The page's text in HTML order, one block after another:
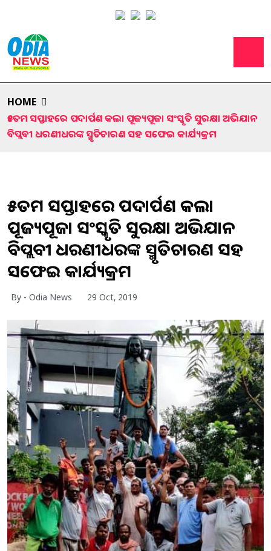
HOME
୧୫ତମ ସପ୍ତାହରେ ପଦାର୍ପଣ କଲା ପୂଜ୍ୟପୂଜା ସଂସ୍କୃତି ସୁରକ୍ଷା ଅଭିଯାନ
ବିପ୍ଲବୀ ଧରଣୀଧରଙ୍କ ସ୍ମୃତିଚାରଣ ସହ ସଫେଇ କାର୍ଯ୍ୟକ୍ରମ
୧୫ତମ ସପ୍ତାହରେ ପଦାର୍ପଣ କଲା
ପୂଜ୍ୟପୂଜା ସଂସ୍କୃତି ସୁରକ୍ଷା ଅଭିଯାନ
ବିପ୍ଲବୀ ଧରଣୀଧରଙ୍କ ସ୍ମୃତିଚାରଣ ସହ
ସଫେଇ କାର୍ଯ୍ୟକ୍ରମ
By - Odia News 29 Oct, 2019